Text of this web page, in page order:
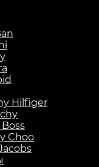
Hilfiger
Choo